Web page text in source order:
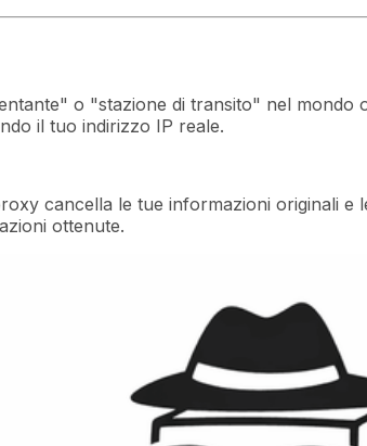
o "stazione di transito" nel mondo
il tuo indirizzo IP reale.
cancella le tue informazioni originali
ottenute.